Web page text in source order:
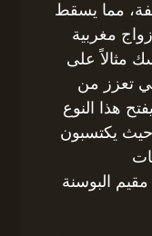
مما يسقط
زواج مغربية
مثالاً على
تعزز من
هذا النوع
حيث يكتسبون
البوسنة